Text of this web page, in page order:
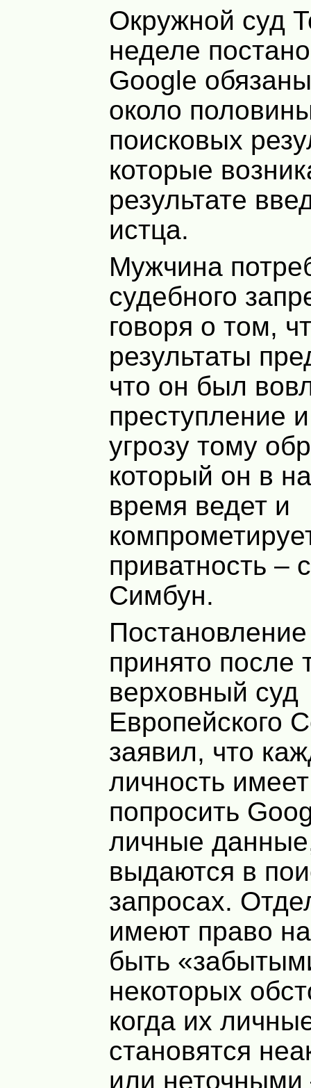
Окружной суд
неделе
Google
около
поисковых
которые
результате
истца.
Мужчина
судебного
говоря о том,
результаты
что он был
преступление
угрозу тому
который он в
время ведет и
приватность –
Симбун.
принято после
верховный суд
Европейского
заявил, что
личность
попросить
личные
выдаются в
запросах.
имеют право
быть
некоторых
когда их
становятся
или неточными